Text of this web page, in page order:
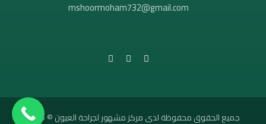
mshoormoham732@gmail.com
جميع الحقوق محفوظة لدى مركز مشهور لجراحة العيون © 2026